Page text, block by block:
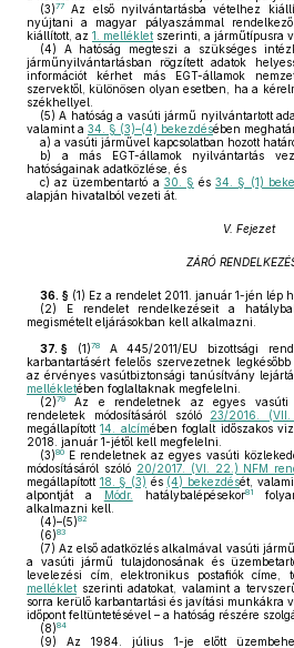
(3)77
Az első nyilvántartásba vételhez
nyújtani a magyar pályaszámmal
kiállított, az 1. melléklet szerinti, a járműtípusra
(4) A hatóság megteszi a szükséges
járműnyilvántartásban rögzített adatok
információt kérhet más EGT-államok
szervektől, különösen olyan esetben, ha a
székhellyel.
(5) A hatóság a vasúti jármű nyilvántartott
valamint a 34. § (3)–(4) bekezdésében
a) a vasúti járművel kapcsolatban hozott
b) a más EGT-államok nyilvántartás
hatóságainak adatközlése, és
c) az üzembentartó a 30. § és34. § (1)
alapján hivatalból vezeti át.
V. Fejezet
ZÁRÓ
36. § (1) Ez a rendelet 2011. január 1-jén lép
(2) E rendelet rendelkezéseit a
megismételt eljárásokban kell alkalmazni.
37. § (1)78A 445/2011/EU bizottsági
karbantartásért felelős szervezetnek
az érvényes vasútbiztonsági tanúsítvány
mellékletében foglaltaknak megfelelni.
(2)79
Az e rendeletnek az egyes vasúti
rendeletek módosításáról szóló 23/2016.
megállapított14. alcímében foglalt időszakos
2018. január 1-jétől kell megfelelni.
(3)80 E rendeletnek az egyes vasúti
módosításáról szóló 20/2017. (VI. 22.) NFM
megállapított 18. § (3) és (4) bekezdését,
alpontját a
Módr. hatálybalépésekor81
alkalmazni kell.
(4)–(5)82
(6)83
(7) Az első adatközlés alkalmával vasúti
a vasúti jármű tulajdonosának és
levelezési cím, elektronikus postafiók
melléklet szerinti adatokat, valamint a
sorra kerülő karbantartási és javítási munkákra
időpont feltüntetésével – a hatóság részére
(8)84
(9) Az 1984. július 1-je előtt